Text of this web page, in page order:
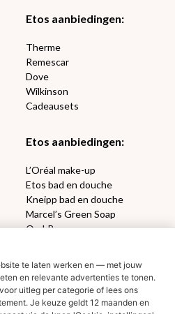
Etos aanbiedingen:
Therme
Remescar
Dove
Wilkinson
Cadeausets
Etos aanbiedingen:
L’Oréal make-up
Etos bad en douche
Kneipp bad en douche
Marcel’s Green Soap
Oral-B
DETOXEN
Always
Libresse
te laten werken en — met jouw
en relevante advertenties te tonen.
uitleg per categorie of lees ons
Je keuze geldt 12 maanden en